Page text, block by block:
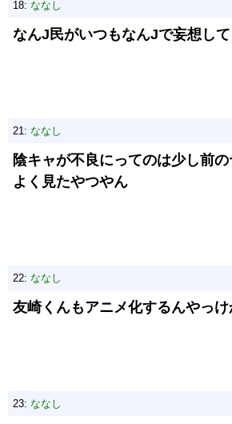
18: ななし
なんJ民がいつもなんJで妄想し
21: ななし
陰キャが不良にってのは少し前
よく見たやつやん
22: ななし
友崎くんもアニメ化するんやっけ
23: ななし